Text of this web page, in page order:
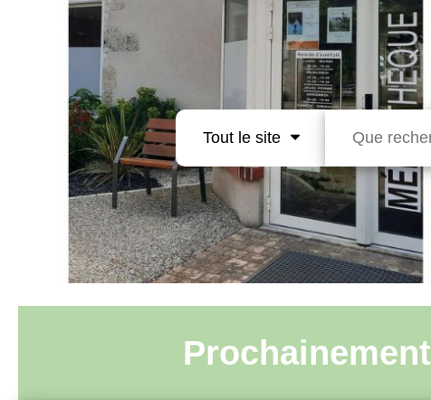
Tout le site
Prochainement